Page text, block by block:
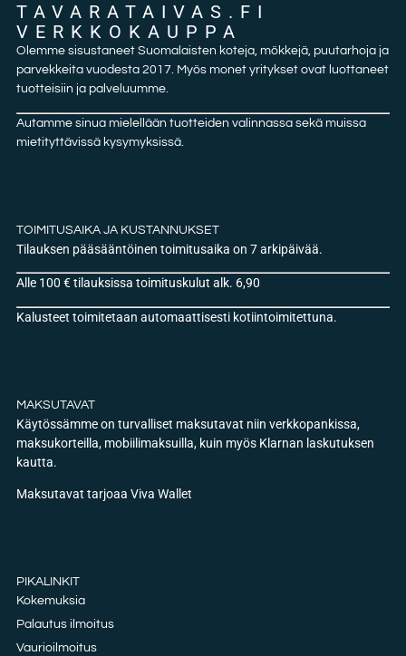
TAVARATAIVAS.FI
VERKKOKAUPPA
Olemme sisustaneet Suomalaisten koteja, mökkejä, puutarhoja ja
parvekkeita vuodesta 2017. Myös monet yritykset ovat luottaneet
tuotteisiin ja palveluumme.
Autamme sinua mielellään tuotteiden valinnassa sekä muissa
mietityttävissä kysymyksissä.
TOIMITUSAIKA JA KUSTANNUKSET
Tilauksen pääsääntöinen toimitusaika on 7 arkipäivää.
Alle 100 € tilauksissa toimituskulut alk. 6,90
Kalusteet toimitetaan automaattisesti kotiintoimitettuna.
MAKSUTAVAT
Käytössämme on turvalliset maksutavat niin verkkopankissa,
maksukorteilla, mobiilimaksuilla, kuin myös Klarnan laskutuksen
kautta.
Maksutavat tarjoaa Viva Wallet
PIKALINKIT
Kokemuksia
Palautus ilmoitus
Vaurioilmoitus